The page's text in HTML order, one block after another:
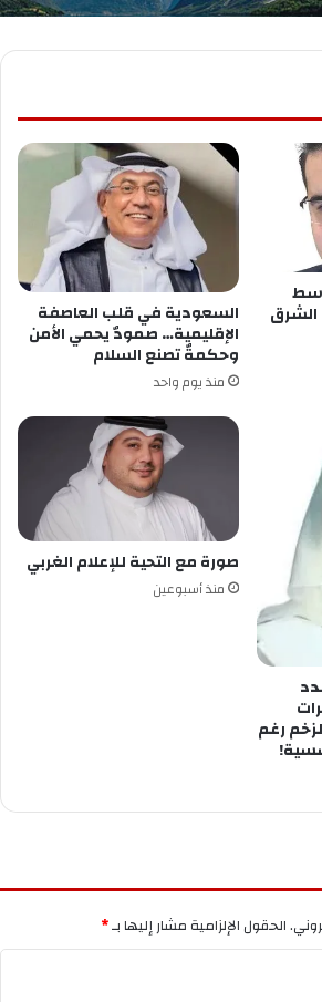
الشرق السعودية في قلب العاصفة
الإقليمية… صمودٌ يحمي الأمن
وحكمةٌ تصنع السلام
منذ يوم واحد
رغم
صورة مع التحية للإعلام الغربي
منذ أسبوعين
الحقول الإلزامية مشار إليها بـ*